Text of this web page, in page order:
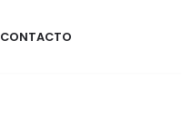
CONTACTO